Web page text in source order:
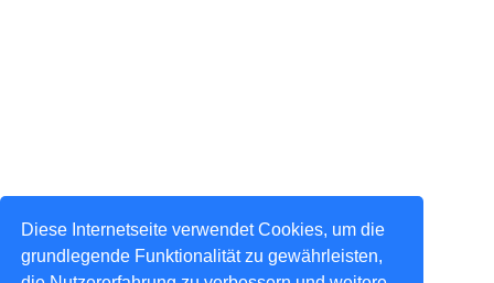
Diese Internetseite verwendet Cookies, um die
grundlegende Funktionalität zu gewährleisten,